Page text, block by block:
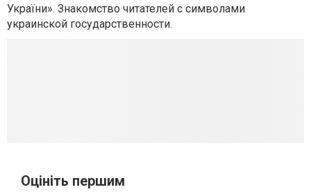
України». Знакомство читателей с символами
украинской государственности.
Оцініть першим